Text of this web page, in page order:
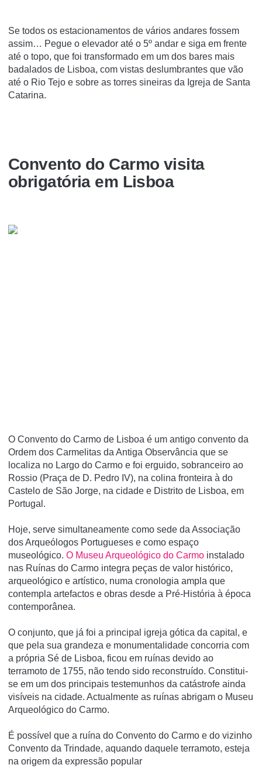
Se todos os estacionamentos de vários andares fossem
assim… Pegue o elevador até o 5º andar e siga em frente
até o topo, que foi transformado em um dos bares mais
badalados de Lisboa, com vistas deslumbrantes que vão
até o Rio Tejo e sobre as torres sineiras da Igreja de Santa
Catarina.
Convento do Carmo visita
obrigatória em Lisboa
O Convento do Carmo de Lisboa é um antigo convento da
Ordem dos Carmelitas da Antiga Observância que se
localiza no Largo do Carmo e foi erguido, sobranceiro ao
Rossio (Praça de D. Pedro IV), na colina fronteira à do
Castelo de São Jorge, na cidade e Distrito de Lisboa, em
Portugal.
Hoje, serve simultaneamente como sede da Associação
dos Arqueólogos Portugueses e como espaço
museológico. O Museu Arqueológico do Carmo instalado
nas Ruínas do Carmo integra peças de valor histórico,
arqueológico e artístico, numa cronologia ampla que
contempla artefactos e obras desde a Pré-História à época
contemporânea.
O conjunto, que já foi a principal igreja gótica da capital, e
que pela sua grandeza e monumentalidade concorria com
a própria Sé de Lisboa, ficou em ruí­nas devido ao
terramoto de 1755, não tendo sido reconstruí­do. Constitui-
se em um dos principais testemunhos da catástrofe ainda
visí­veis na cidade. Actualmente as ruí­nas abrigam o Museu
Arqueológico do Carmo.
É possí­vel que a ruí­na do Convento do Carmo e do vizinho
Convento da Trindade, aquando daquele terramoto, esteja
na origem da expressão popular